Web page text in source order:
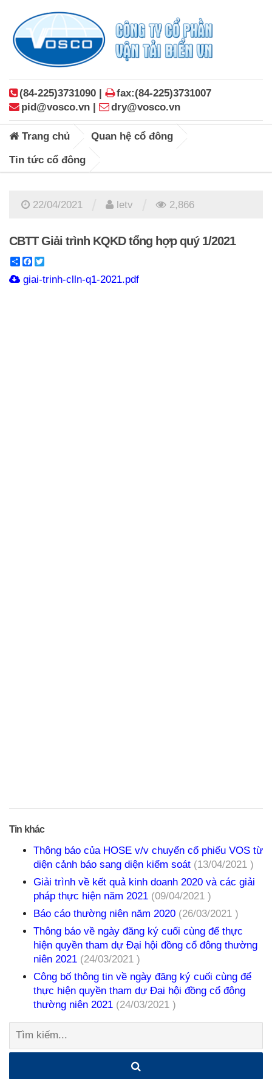
(84-225)3731090 |
fax:(84-225)3731007
pid@vosco.vn |
dry@vosco.vn
Trang chủ Quan hệ cổ đông
Tin tức cổ đông
22/04/2021 letv 2,866
CBTT Giải trình KQKD tổng hợp quý 1/2021
ShareFacebook
giai-trinh-clln-q1-2021.pdf
Tin khác
Thông báo của HOSE v/v chuyển cổ phiếu VOS từ
diện cảnh báo sang diện kiểm soát (13/04/2021 )
Giải trình về kết quả kinh doanh 2020 và các giải
pháp thực hiện năm 2021 (09/04/2021 )
Báo cáo thường niên năm 2020 (26/03/2021 )
Thông báo về ngày đăng ký cuối cùng để thực
hiện quyền tham dự Đại hội đồng cổ đông thường
niên 2021 (24/03/2021 )
Công bố thông tin về ngày đăng ký cuối cùng để
thực hiện quyền tham dự Đại hội đồng cổ đông
thường niên 2021 (24/03/2021 )
Tìm